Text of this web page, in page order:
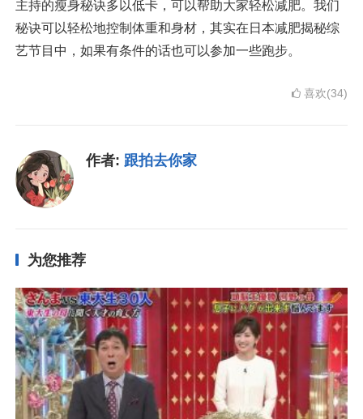
主持的瘦身秘诀多以低卡，可以帮助大家轻松减肥。我们
秘诀可以轻松地控制体重和身材，其实在日本减肥揭秘综
艺节目中，如果有条件的话也可以参加一些跑步。
喜欢(34)
作者: 跟拍去你家
为您推荐